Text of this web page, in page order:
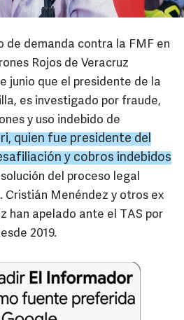
de demanda contra la FMF en
Rojos de Veracruz
junio que el presidente de la
es investigado por fraude,
y uso indebido de
quien fue presidente del
y cobros indebidos
del proceso legal
Cristián Menéndez y otros ex
han apelado ante el TAS por
2019.